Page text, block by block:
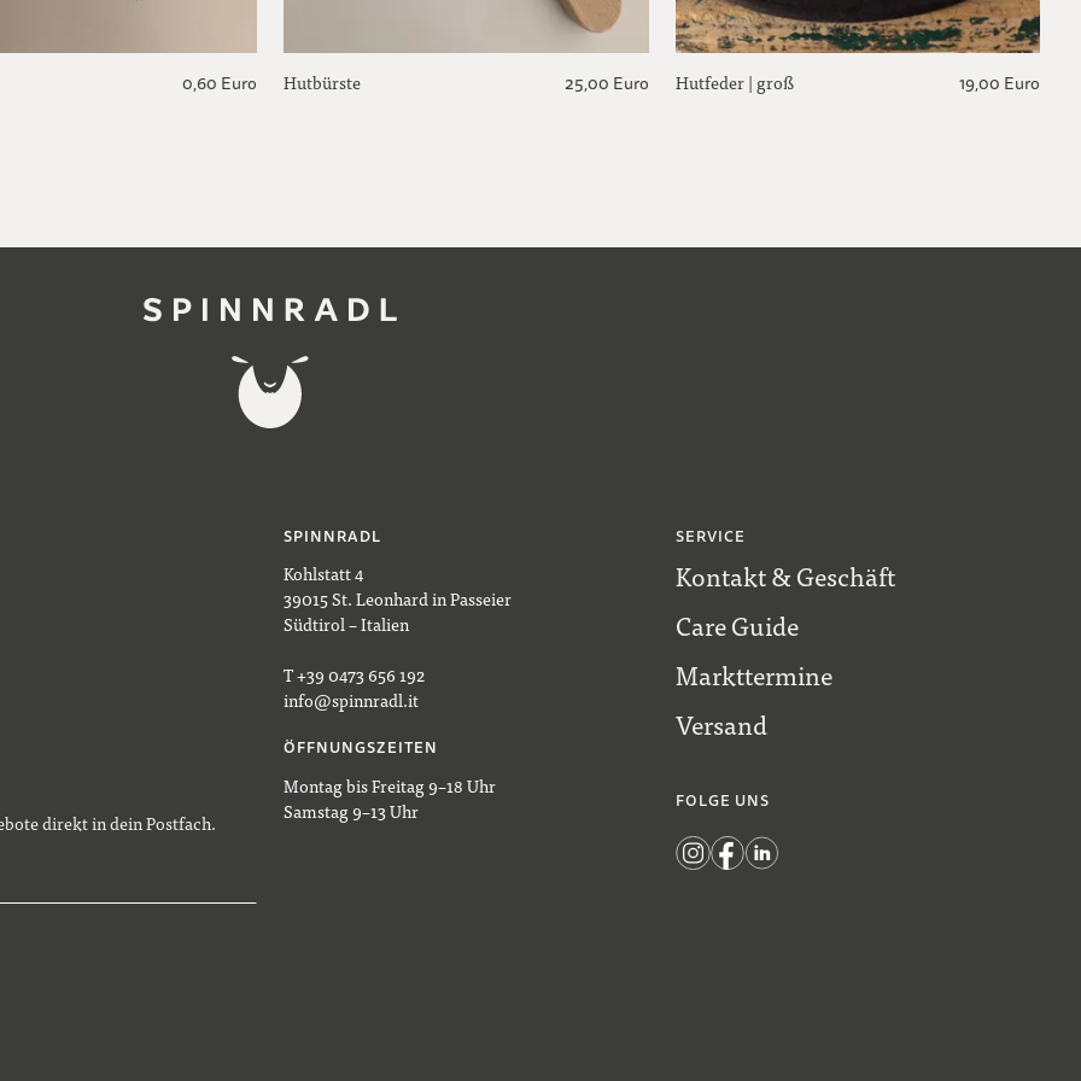
0,60 Euro Hutbürste 25,00 Euro Hutfeder | groß 19,00 Euro
direkt in dein Postfach.
SPINNRADL
Kohlstatt 4
39015 St. Leonhard in Passeier
Südtirol – Italien
T +39 0473 656 192
info@spinnradl.it
ÖFFNUNGSZEITEN
Montag bis Freitag 9–18 Uhr
Samstag 9–13 Uhr
SERVICE
Kontakt & Geschäft
Care Guide
Markttermine
Versand
FOLGE UNS